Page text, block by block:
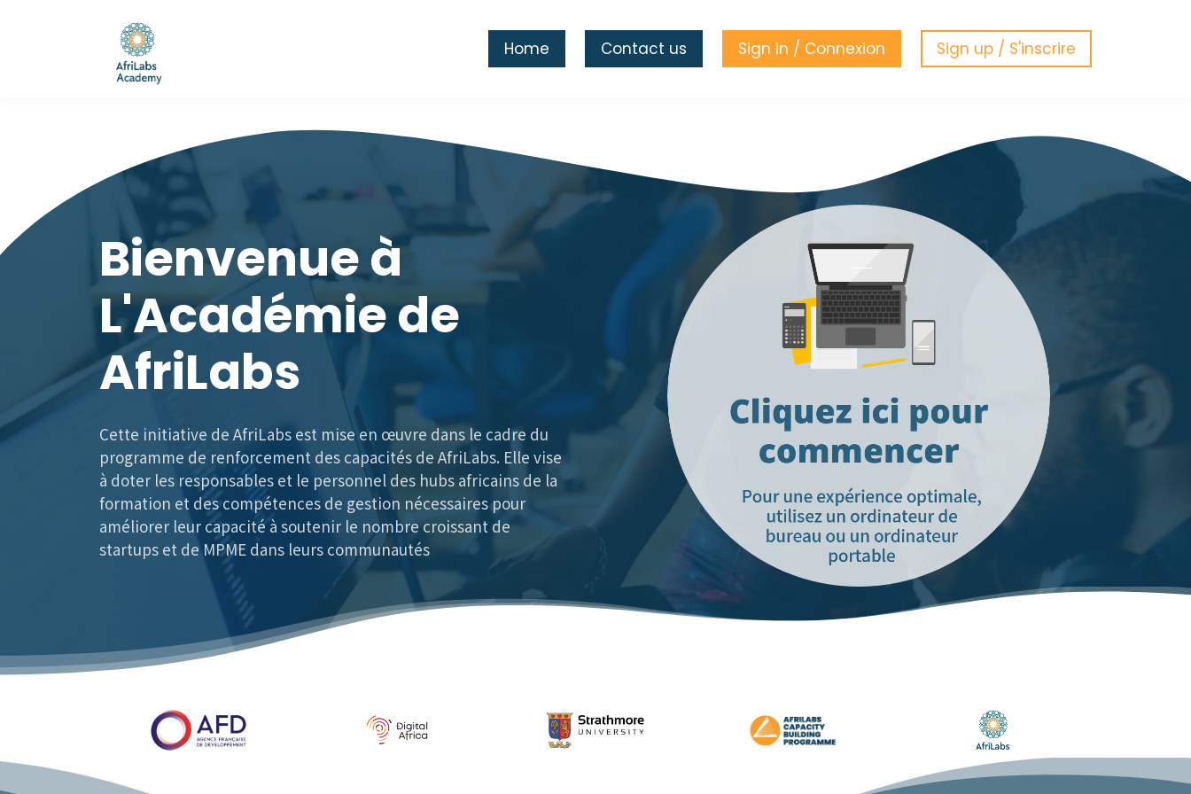
Home Contact us Sign in / Connexion Sign up / S'inscrire
Bienvenue à
L'Académie de
AfriLabs
Cette initiative de AfriLabs est mise en œuvre dans le cadre du
programme de renforcement des capacités de AfriLabs. Elle vise
à doter les responsables et le personnel des hubs africains de la
formation et des compétences de gestion nécessaires pour
améliorer leur capacité à soutenir le nombre croissant de
startups et de MPME dans leurs communautés